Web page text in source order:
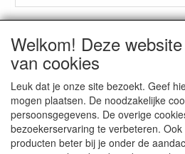
Welkom! Deze
van cookies
Leuk dat je onze site bezoekt. Geef
mogen plaatsen. De noodzakelijke
persoonsgegevens. De overige
bezoekerservaring te verbeteren.
producten beter bij je onder de
De Bruin Medische Groothandel
AlblasserdamThe Netherlands
